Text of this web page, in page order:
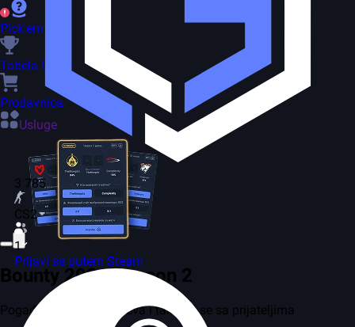
3 785
CS2
1
Prijavi se putem Steam
Pick'em
Tabela lidera
Prodavnica
Usluge
Bounty 2026 Season 2
Pogađaj rezultate mečeva i takmiči se sa prijateljima